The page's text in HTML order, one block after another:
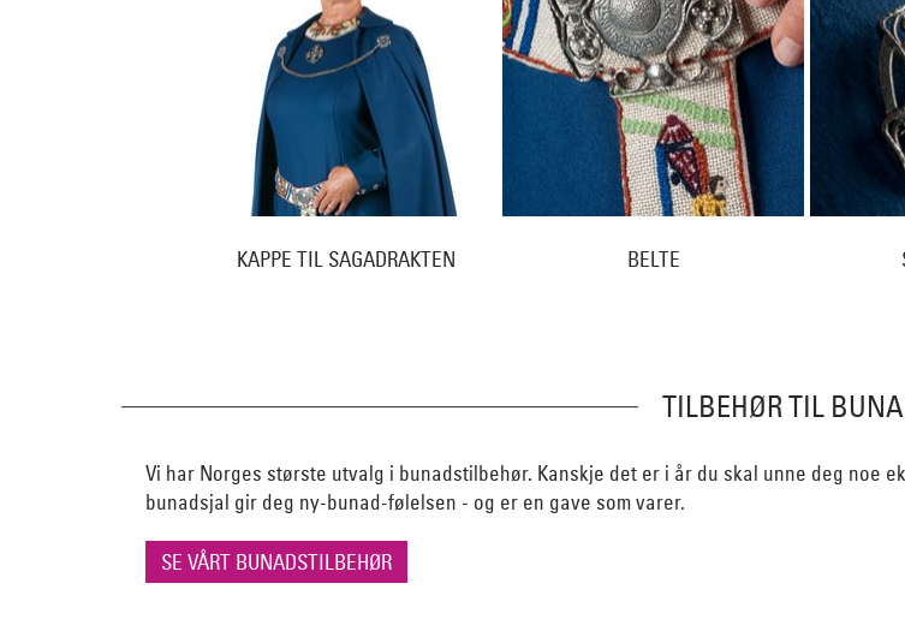
KAPPE TIL SAGADRAKTEN BELTE
TILBEHØR TIL
Vi har Norges største utvalg i bunadstilbehør. Kanskje det er i år du skal unne deg noe
bunadsjal gir deg ny-bunad-følelsen - og er en gave som varer.
SE VÅRT BUNADSTILBEHØR